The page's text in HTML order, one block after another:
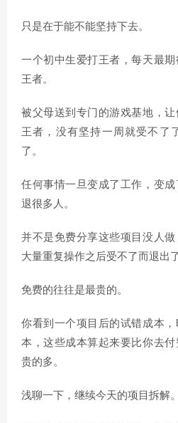
只是在于能不能坚持下去。
一个初中生爱打王者，每天最
王者。
被父母送到专门的游戏基地，
王者，没有坚持一周就受不了
了。
任何事情一旦变成了工作，变
退很多人。
并不是免费分享这些项目没人
大量重复操作之后受不了而退出了
免费的往往是最贵的。
你看到一个项目后的试错成本
本，这些成本算起来要比你去
贵的多。
浅聊一下，继续今天的项目拆解。